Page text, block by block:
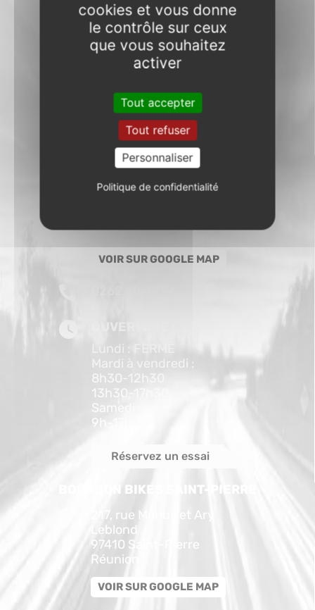
ATELIER
Lundi à vendredi :
8h00-12h
13h30-17h30
8h30-12h30
Réservez un essai
BOURBON BIKES SAINT-GILLES
1 rue général de Gaulle
Réunion
VOIR SUR GOOGLE MAP
OUVERTURE :
Lundi : FERMÉ
Mardi à vendredi :
8h30-12h30
13h30-17h30
Samedi :
9h-17h
Réservez un essai
BOURBON BIKES SAINT-PIERRE
217, rue Marius et Ary
Leblond
97410 Saint-Pierre
Réunion
VOIR SUR GOOGLE MAP
cookies et vous donne
le contrôle sur ceux
que vous souhaitez
activer
Tout accepter
Tout refuser
Personnaliser
Politique de confidentialité